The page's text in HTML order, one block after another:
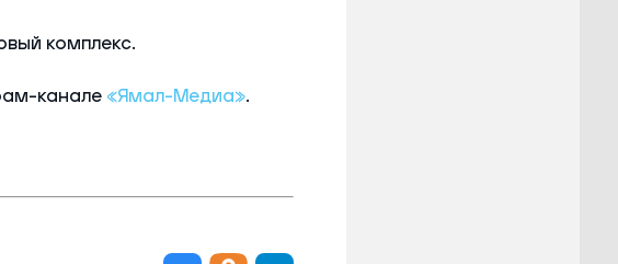
комплекс.
канале «Ямал-Медиа».